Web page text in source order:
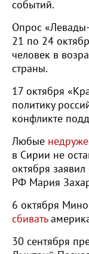
событий.
Опрос
21 по 24
человек в
страны.
17 октября
политику
конфликте
Любые
в Сирии не
октября
РФ Мария
6 октября
сбивать
30 сентября